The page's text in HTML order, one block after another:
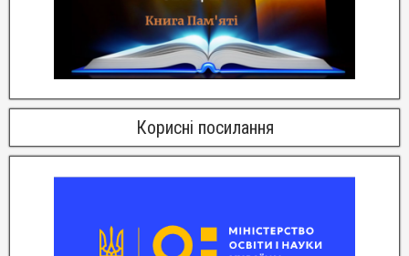
Корисні посилання